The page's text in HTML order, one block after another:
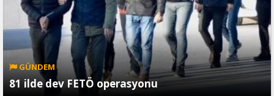
GÜNDEM
81 ilde dev FETÖ operasyonu